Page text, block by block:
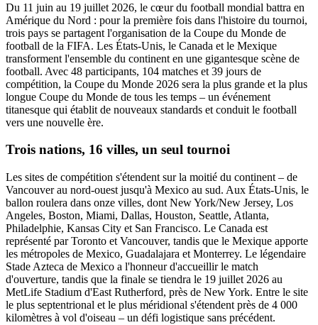
Du 11 juin au 19 juillet 2026, le cœur du football mondial battra en
Amérique du Nord : pour la première fois dans l'histoire du tournoi,
trois pays se partagent l'organisation de la Coupe du Monde de
football de la FIFA. Les États-Unis, le Canada et le Mexique
transforment l'ensemble du continent en une gigantesque scène de
football. Avec 48 participants, 104 matches et 39 jours de
compétition, la Coupe du Monde 2026 sera la plus grande et la plus
longue Coupe du Monde de tous les temps – un événement
titanesque qui établit de nouveaux standards et conduit le football
vers une nouvelle ère.
Trois nations, 16 villes, un seul tournoi
Les sites de compétition s'étendent sur la moitié du continent – de
Vancouver au nord-ouest jusqu'à Mexico au sud. Aux États-Unis, le
ballon roulera dans onze villes, dont New York/New Jersey, Los
Angeles, Boston, Miami, Dallas, Houston, Seattle, Atlanta,
Philadelphie, Kansas City et San Francisco. Le Canada est
représenté par Toronto et Vancouver, tandis que le Mexique apporte
les métropoles de Mexico, Guadalajara et Monterrey. Le légendaire
Stade Azteca de Mexico a l'honneur d'accueillir le match
d'ouverture, tandis que la finale se tiendra le 19 juillet 2026 au
MetLife Stadium d'East Rutherford, près de New York. Entre le site
le plus septentrional et le plus méridional s'étendent près de 4 000
kilomètres à vol d'oiseau – un défi logistique sans précédent.